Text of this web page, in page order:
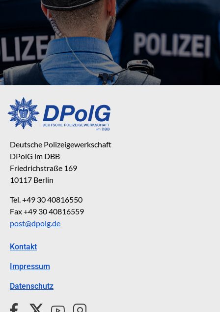
Deutsche Polizeigewerkschaft
DPolG im DBB
Friedrichstraße 169
10117 Berlin
Tel. +49 30 40816550
Fax +49 30 40816559
post@dpolg.de
Kontakt
Impressum
Datenschutz